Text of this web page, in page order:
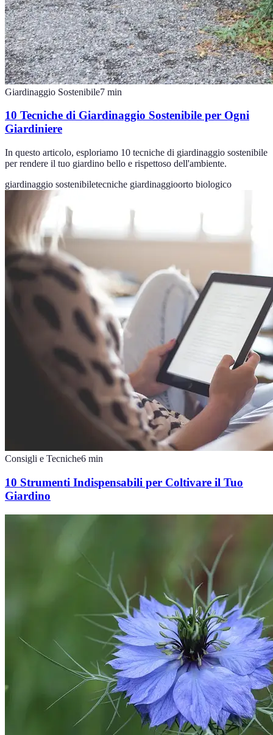
Giardinaggio Sostenibile7 min
10 Tecniche di Giardinaggio Sostenibile per Ogni
Giardiniere
In questo articolo, esploriamo 10 tecniche di giardinaggio sostenibile
per rendere il tuo giardino bello e rispettoso dell'ambiente.
giardinaggio sostenibiletecniche giardinaggioorto biologico
Consigli e Tecniche6 min
10 Strumenti Indispensabili per Coltivare il Tuo
Giardino